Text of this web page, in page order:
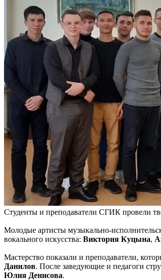
Студенты и преподаватели СГИК провели
Молодые артисты музыкально-
вокального искусства: Виктория Куцына,
Мастерство показали и преподаватели,
Данилов. После заведующие и педагоги
Юлия Денисова.